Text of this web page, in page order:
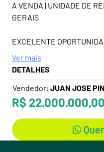
À VENDA | UNIDADE DE
GERAIS
EXCELENTE
AGROINDUSTRIAIS,
PROTEÍNA ANIMAL,
CIRCULAR.
PLANTA INDUSTRIAL
RODOVIA FERNÃO DIAS,
DO SUDESTE.
Ver mais
DETALHES
Vendedor: JUAN JOSE
R$ 22.000.000,00